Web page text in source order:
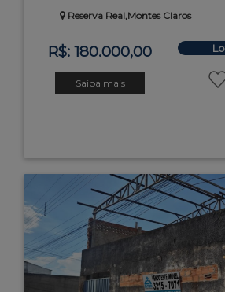
Reserva Real,Montes Claros
R$: 180.000,00
Saiba mais